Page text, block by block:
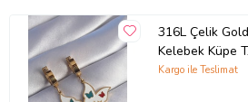
316L Çelik
Kelebek Küpe
Kargo ile Teslimat